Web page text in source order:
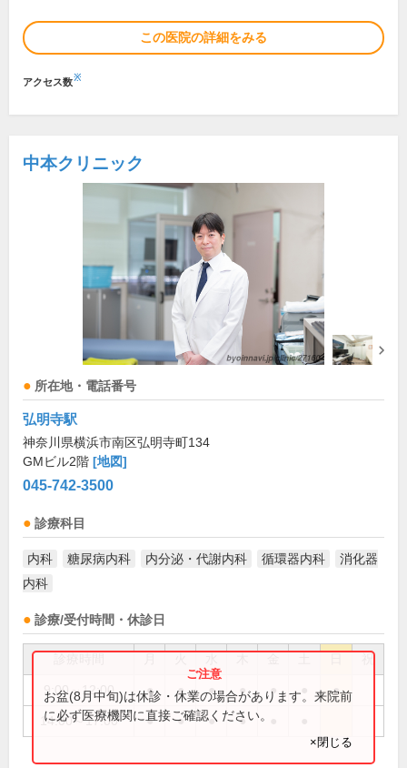
この医院の詳細をみる
アクセス数※
中本クリニック
所在地・電話番号
弘明寺駅
神奈川県横浜市南区弘明寺町134
GMビル2階 [地図]
045-742-3500
診療科目
内科 糖尿病内科 内分泌・代謝内科 循環器内科
消化器
内科
診療/受付時間・休診日
祝
9:00～12:00 ● ● ● ● ● ●
14:00～17:00 ● ● ● ●
お盆(8月中旬)は休診・休業の場合があります。来院前
に必ず医療機関に直接ご確認ください。
×閉じる